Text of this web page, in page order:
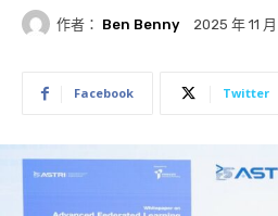
作者： Ben Benny 2025 年 11
Facebook Twitter